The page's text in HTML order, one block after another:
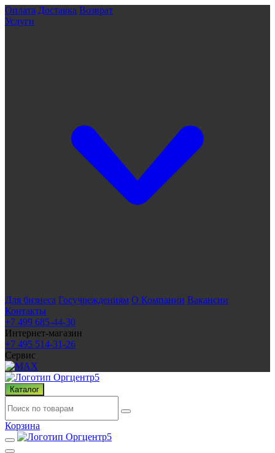
Оплата Доставка Возврат
Услуги
Для бизнеса Госучреждениям О Компании Вакансии
Контакты
+7 499 685-44-30
Интернет-магазин
+7 495 514-31-26
Сервис
Каталог
Корзина